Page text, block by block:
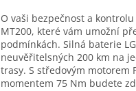
O vaši bezpečnost a
MT200, které vám umožní
podmínkách. Silná baterie
neuvěřitelsných 200 km na
trasy. S středovým motorem
momentem 75 Nm budete